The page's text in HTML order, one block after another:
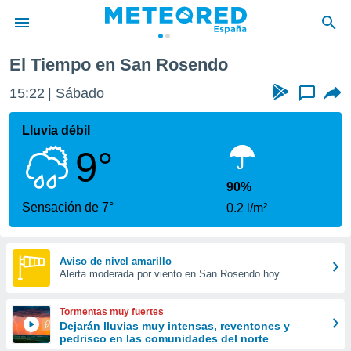
de
por
se
calidad.
a este
las
y
digital
basada
El Tiempo en San Rosendo
15:22 Sábado ...
Lluvia débil
9°
Sensación de 7°
90%
0.2 l/m²
Aviso de nivel amarillo
Alerta moderada por viento en San Rosendo hoy
Tormentas muy fuertes
Dejarán lluvias muy intensas, reventones y
pedrisco en las comunidades del norte